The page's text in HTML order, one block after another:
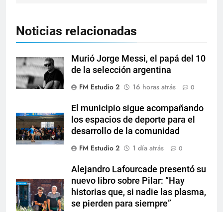
Noticias relacionadas
Murió Jorge Messi, el papá del 10
de la selección argentina
FM Estudio 2
16 horas atrás 0
El municipio sigue acompañando
los espacios de deporte para el
desarrollo de la comunidad
FM Estudio 2
1 día atrás 0
Alejandro Lafourcade presentó su
nuevo libro sobre Pilar: “Hay
historias que, si nadie las plasma,
se pierden para siempre”